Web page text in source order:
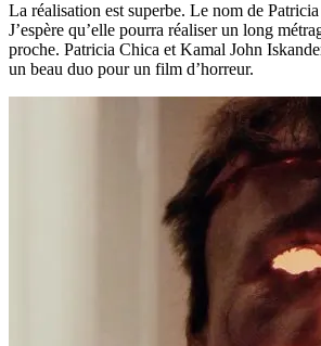
La réalisation est superbe. Le nom de
J’espère qu’elle pourra réaliser un long
proche. Patricia Chica et Kamal John
un beau duo pour un film d’horreur.